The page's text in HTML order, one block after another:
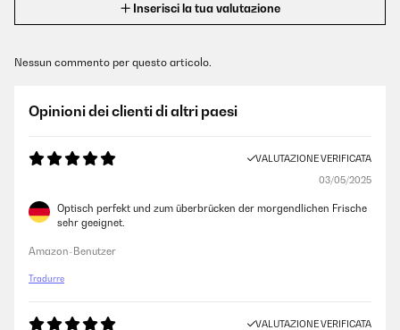
Inserisci la tua valutazione
Nessun commento per questo articolo.
Opinioni dei clienti di altri paesi
VALUTAZIONE VERIFICATA
03/05/2025
Optisch perfekt und zum überbrücken der morgendlichen Frische
sehr geeignet.
Amazon-Benutzer
Tradurre
VALUTAZIONE VERIFICATA